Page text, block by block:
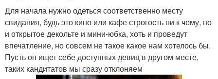
Для начала нужно одеться соответственно месту
свидания, будь это кино или кафе строгость ни к чему, но
и открытое декольте и мини-юбка, хоть и проведут
впечатление, но совсем не такое какое нам хотелось бы.
Пусть он ищет себе доступных девиц в другом месте,
таких кандитатов мы сразу отклоняем